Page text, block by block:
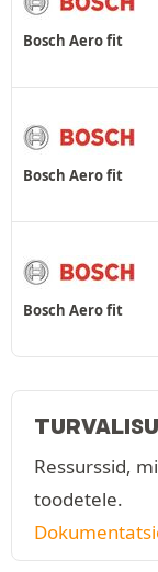
Bosch Aero fit
Bosch Aero fit
Bosch Aero fit
Ressurssid,
toodetele.